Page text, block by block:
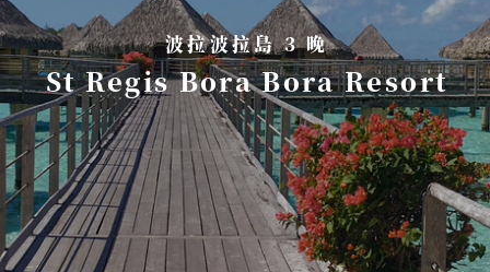
波拉波拉島 3 晚
St Regis Bora Bora Resort